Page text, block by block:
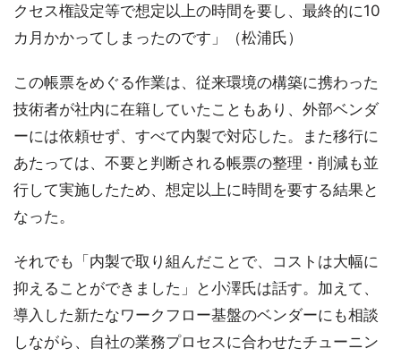
クセス権設定等で想定以上の時間を要し、最終的に10
カ月かかってしまったのです」（松浦氏）
この帳票をめぐる作業は、従来環境の構築に携わった
技術者が社内に在籍していたこともあり、外部ベンダ
ーには依頼せず、すべて内製で対応した。また移行に
あたっては、不要と判断される帳票の整理・削減も並
行して実施したため、想定以上に時間を要する結果と
なった。
それでも「内製で取り組んだことで、コストは大幅に
抑えることができました」と小澤氏は話す。加えて、
導入した新たなワークフロー基盤のベンダーにも相談
しながら、自社の業務プロセスに合わせたチューニン